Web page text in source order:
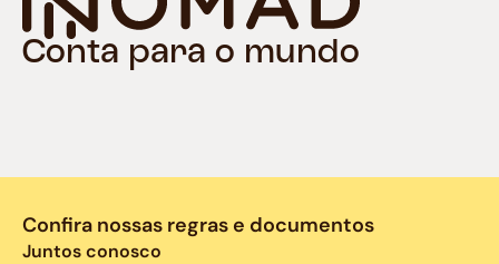
Conta para o mundo
Confira nossas regras e documentos
Juntos conosco